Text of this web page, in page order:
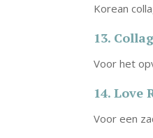
Korean
13.
Voor het
14. Love
Voor een